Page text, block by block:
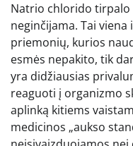
Natrio chlorido tirpalo
neginčijama. Tai
priemonių, kurios
esmės nepakito, tik
yra didžiausias
reaguoti į organizmo
aplinką kitiems
medicinos „aukso